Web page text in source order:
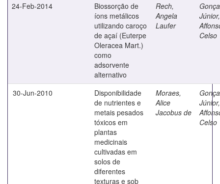
24-Feb-2014
Biossorção de
íons metálicos
utilizando caroço
de açaí (Euterpe
Oleracea Mart.)
como
adsorvente
alternativo
Rech,
Angela
Laufer
Júnior,
Celso
30-Jun-2010
Disponibilidade
de nutrientes e
metais pesados
tóxicos em
plantas
medicinais
cultivadas em
solos de
diferentes
texturas e sob
Moraes,
Alice
Jacobus de
Júnior,
Celso